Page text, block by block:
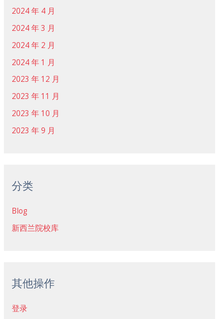
2024 年 4 月
2024 年 3 月
2024 年 2 月
2024 年 1 月
2023 年 12 月
2023 年 11 月
2023 年 10 月
2023 年 9 月
分类
Blog
新西兰院校库
其他操作
登录